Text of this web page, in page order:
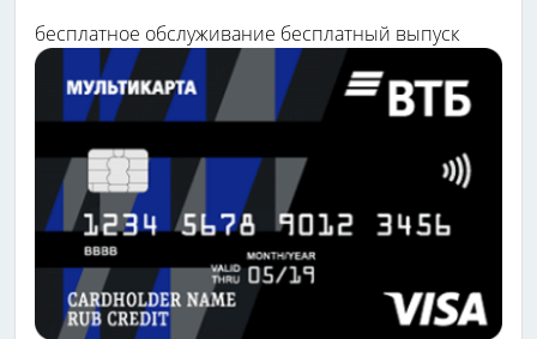
бесплатное обслуживание бесплатный выпуск